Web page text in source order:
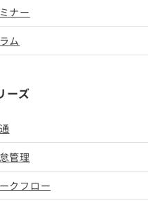
ナー
ム
ーズ
管理
クフロー